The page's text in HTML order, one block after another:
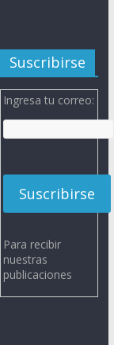
Suscribirse
Ingresa tu correo:
Para recibir
nuestras
publicaciones